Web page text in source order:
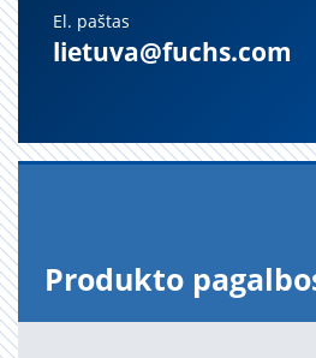
El. paštas
lietuva@fuchs.com
Pro­duk­to